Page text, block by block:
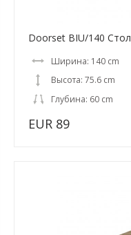
Doorset BIU/140 Стол
Ширина: 140 cm
Высота: 75.6 cm
Глубина: 60 cm
EUR 89